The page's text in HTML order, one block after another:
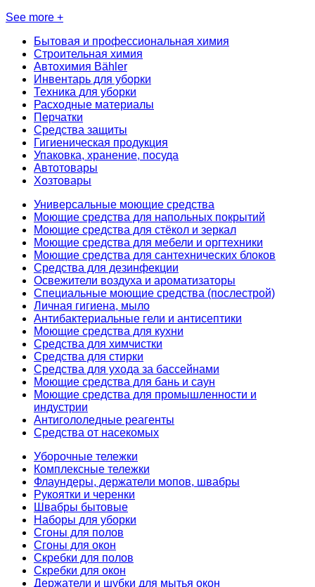
See more +
Бытовая и профессиональная химия
Строительная химия
Автохимия Bähler
Инвентарь для уборки
Техника для уборки
Расходные материалы
Перчатки
Средства защиты
Гигиеническая продукция
Упаковка, хранение, посуда
Автотовары
Хозтовары
Универсальные моющие средства
Моющие средства для напольных покрытий
Моющие средства для стёкол и зеркал
Моющие средства для мебели и оргтехники
Моющие средства для сантехнических блоков
Средства для дезинфекции
Освежители воздуха и ароматизаторы
Специальные моющие средства (послестрой)
Личная гигиена, мыло
Антибактериальные гели и антисептики
Моющие средства для кухни
Средства для химчистки
Средства для стирки
Средства для ухода за бассейнами
Моющие средства для бань и саун
Моющие средства для промышленности и
индустрии
Антигололедные реагенты
Средства от насекомых
Уборочные тележки
Комплексные тележки
Флаундеры, держатели мопов, швабры
Рукоятки и черенки
Швабры бытовые
Наборы для уборки
Сгоны для полов
Сгоны для окон
Скребки для полов
Скребки для окон
Держатели и шубки для мытья окон